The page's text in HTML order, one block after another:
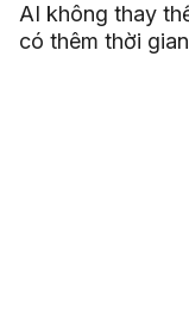
AI không thay
có thêm thời